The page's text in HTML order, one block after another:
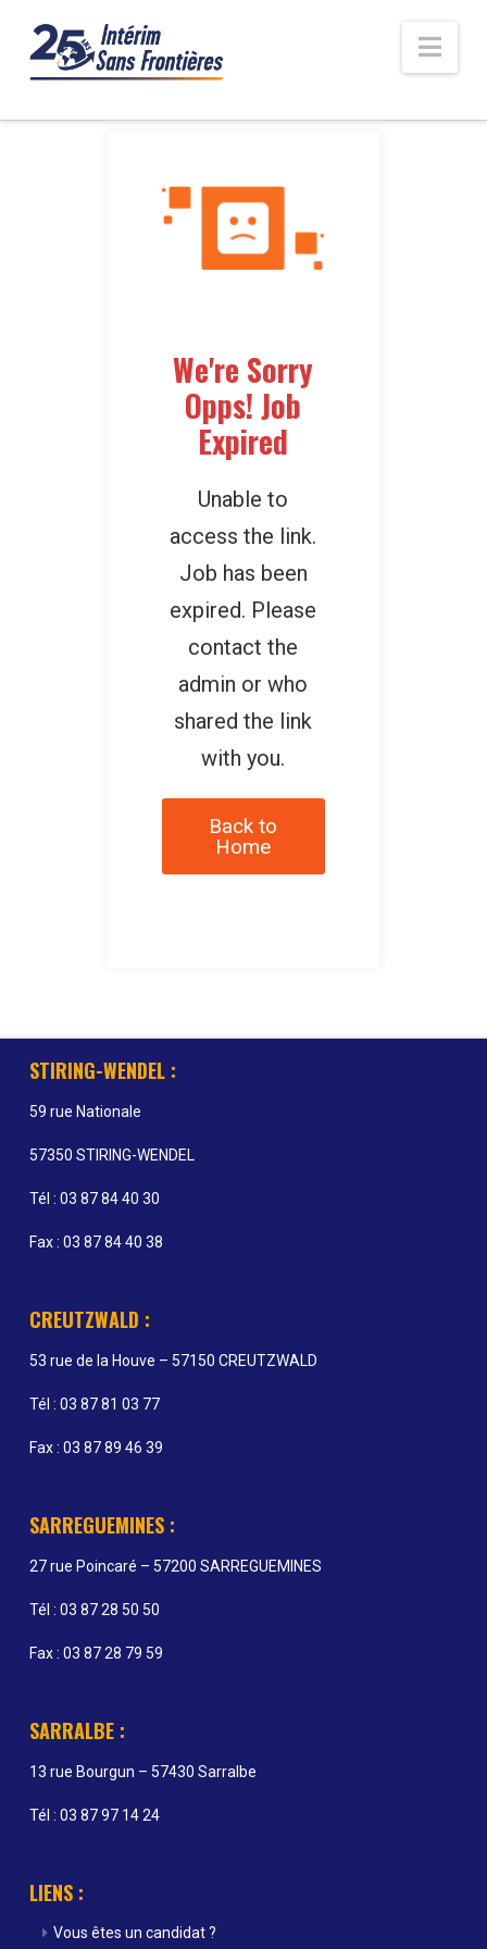
We're Sorry
Opps! Job
Expired
Unable to
access the link.
Job has been
expired. Please
contact the
admin or who
shared the link
with you.
Back to
Home
STIRING-WENDEL :
59 rue Nationale
57350 STIRING-WENDEL
Tél : 03 87 84 40 30
Fax : 03 87 84 40 38
CREUTZWALD :
53 rue de la Houve – 57150 CREUTZWALD
Tél : 03 87 81 03 77
Fax : 03 87 89 46 39
SARREGUEMINES :
27 rue Poincaré – 57200 SARREGUEMINES
Tél : 03 87 28 50 50
Fax : 03 87 28 79 59
SARRALBE :
13 rue Bourgun – 57430 Sarralbe
Tél : 03 87 97 14 24
LIENS :
Vous êtes un candidat ?